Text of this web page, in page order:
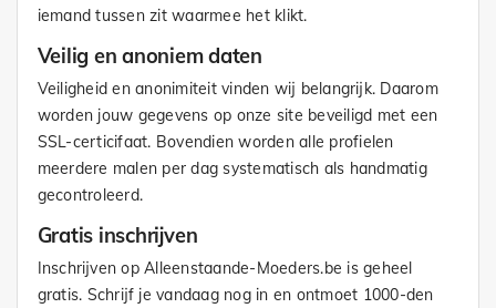
iemand tussen zit waarmee het klikt.
Veilig en anoniem daten
Veiligheid en anonimiteit vinden wij belangrijk. Daarom
worden jouw gegevens op onze site beveiligd met een
SSL-certicifaat. Bovendien worden alle profielen
meerdere malen per dag systematisch als handmatig
gecontroleerd.
Gratis inschrijven
Inschrijven op Alleenstaande-Moeders.be is geheel
gratis. Schrijf je vandaag nog in en ontmoet 1000-den